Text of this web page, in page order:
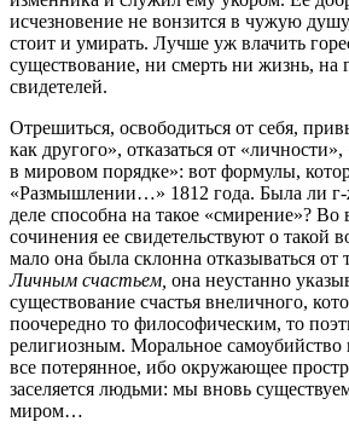
исчезновение не вонзится в чужую
стоит и умирать. Лучше уж влачить
существование, ни смерть ни жизнь, на
свидетелей.
Отрешиться, освободиться от себя,
как другого», отказаться от
в мировом порядке»: вот формулы,
«Размышлении…» 1812 года. Была ли
деле способна на такое «смирение»? Во
сочинения ее свидетельствуют о такой
мало она была склонна отказываться от
Личным счастьем, она неустанно
существование счастья внеличного,
поочередно то философическим, то
религиозным. Моральное самоубийство
все потерянное, ибо окружающее
заселяется людьми: мы вновь
миром…